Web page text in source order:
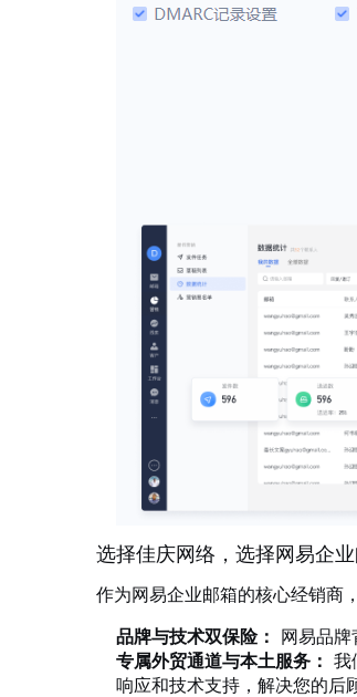
选择佳庆网络，选择网易企
作为网易企业邮箱的核心经销商，
品牌与技术双保险： 网易品牌
专属外贸通道与本土服务： 我
响应和技术支持，解决您的后